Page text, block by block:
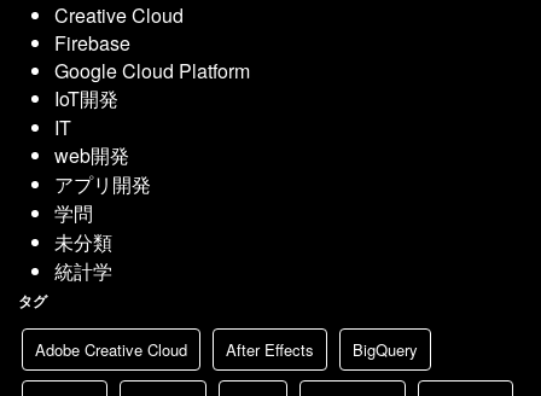
Creative Cloud
Firebase
Google Cloud Platform
IoT開発
IT
web開発
アプリ開発
学問
未分類
統計学
タグ
Adobe Creative Cloud After Effects BigQuery